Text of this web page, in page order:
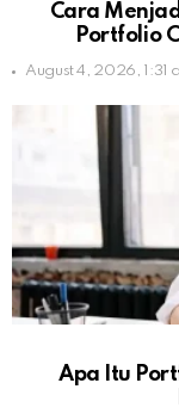
Cara
Portfolio
August 4, 2026, 1:31
Apa Itu